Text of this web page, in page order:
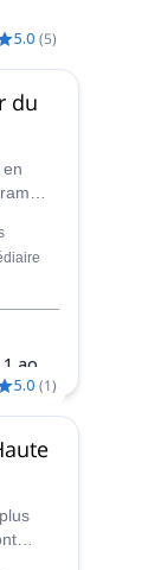
5.0 (5)
du
1 août,
30
21 juil.
5.0 (1)